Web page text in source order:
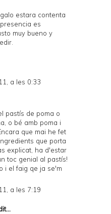
estara contenta
es
muy bueno y
a les 0:33
pastís de poma o
o bé amb poma i
que mai he fet
que porta
explicat, ha d'estar
toc genial al pastís!
i el faig qe ja se'm
a les 7:19